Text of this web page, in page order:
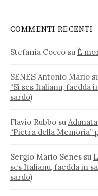
COMMENTI RECENTI
Stefania Cocco su È
SENES Antonio Mario
“Si ses Italianu, faedda
sardo)
Flavio Rubbo su
“Pietra della Memoria”
Sergio Mario Senes su
ses Italianu, faedda in
sardo)